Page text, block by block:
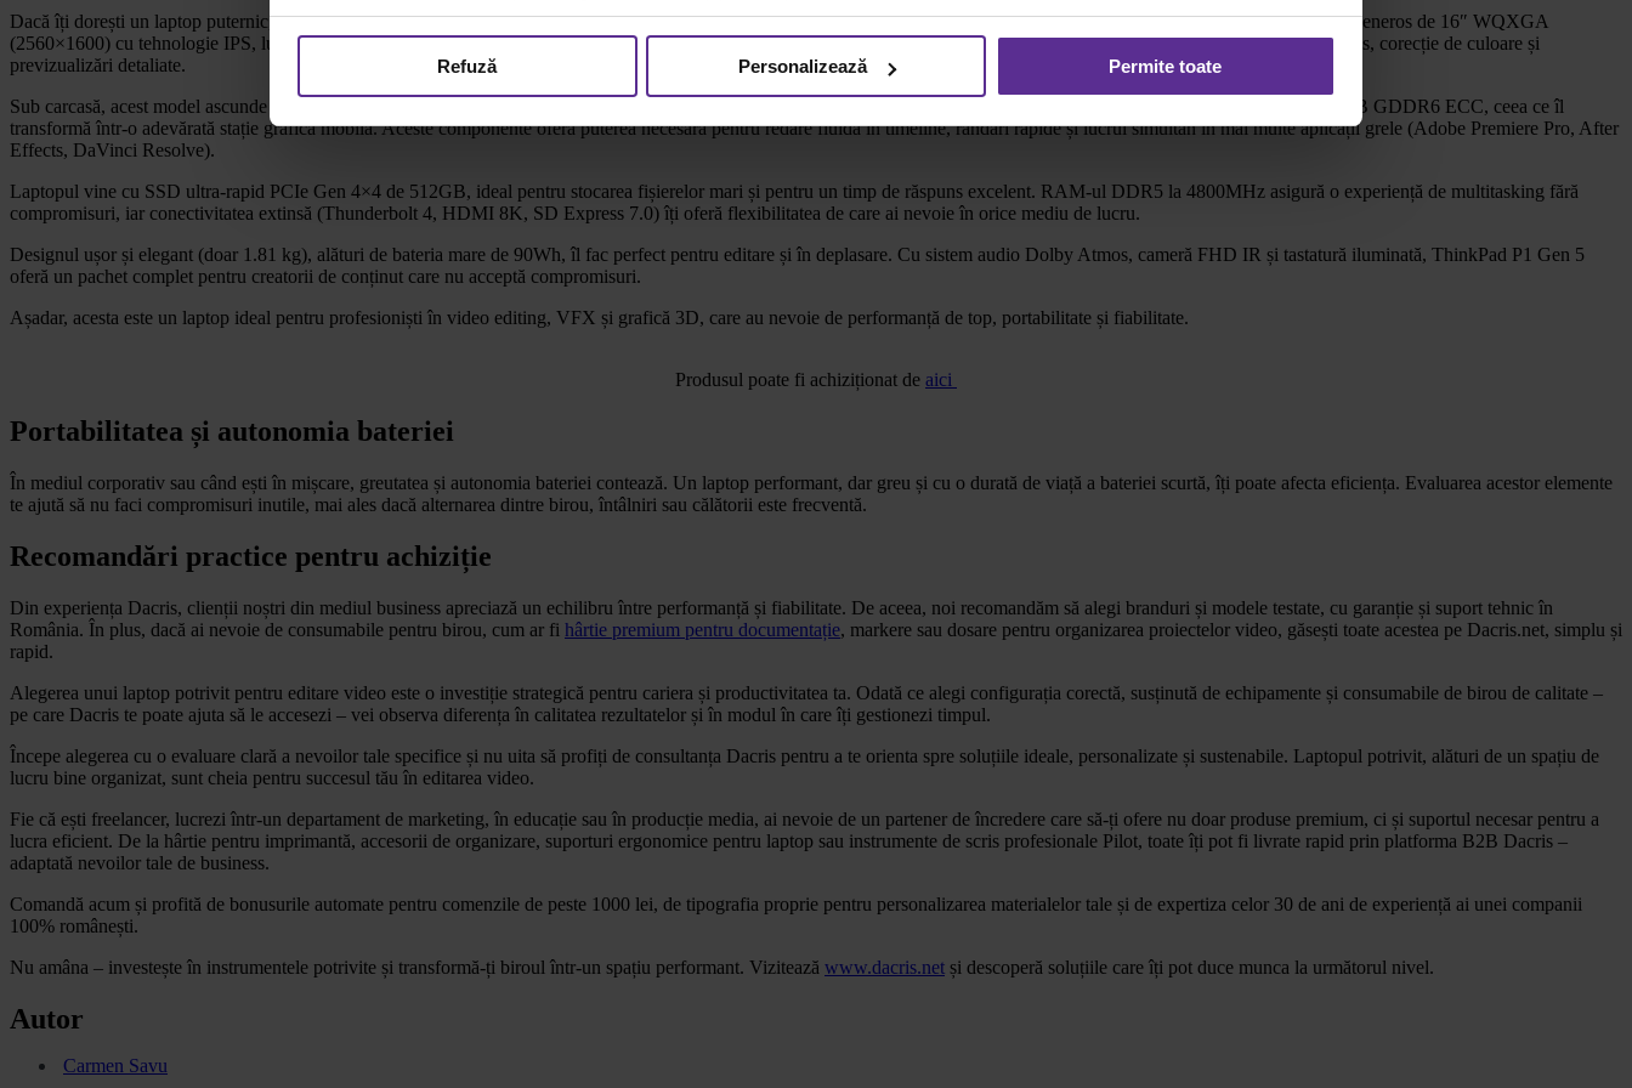
Refuză Personalizează Permite toate
Dacă îți dorești un laptop puternic, fiabil și optimizat pentru sarcini intense precum editarea video la nivel profesional, Lenovo ThinkPad P1 Gen 5 este alegerea ideală. Ecranul generos de 16″ WQXGA
(2560×1600) cu tehnologie IPS, luminozitate de 500 nits, refresh rate de 165Hz și acoperire 100% sRGB oferă o experiență vizuală excelentă, perfectă pentru montaj video precis, corecție de culoare și
previzualizări detaliate.
Sub carcasă, acest model ascunde un procesor Intel Core i9-12900H cu 14 nuclee și 20 fire de execuție, completat de o placă grafică profesională NVIDIA RTX A5500 cu 16GB GDDR6 ECC, ceea ce îl
transformă într-o adevărată stație grafică mobilă. Aceste componente oferă puterea necesară pentru redare fluidă în timeline, randări rapide și lucrul simultan în mai multe aplicații grele (Adobe Premiere Pro, After
Effects, DaVinci Resolve).
Laptopul vine cu SSD ultra-rapid PCIe Gen 4×4 de 512GB, ideal pentru stocarea fișierelor mari și pentru un timp de răspuns excelent. RAM-ul DDR5 la 4800MHz asigură o experiență de multitasking fără
compromisuri, iar conectivitatea extinsă (Thunderbolt 4, HDMI 8K, SD Express 7.0) îți oferă flexibilitatea de care ai nevoie în orice mediu de lucru.
Designul ușor și elegant (doar 1.81 kg), alături de bateria mare de 90Wh, îl fac perfect pentru editare și în deplasare. Cu sistem audio Dolby Atmos, cameră FHD IR și tastatură iluminată, ThinkPad P1 Gen 5
oferă un pachet complet pentru creatorii de conținut care nu acceptă compromisuri.
Așadar, acesta este un laptop ideal pentru profesioniști în video editing, VFX și grafică 3D, care au nevoie de performanță de top, portabilitate și fiabilitate.
Produsul poate fi achiziționat de aici
Portabilitatea și autonomia bateriei
În mediul corporativ sau când ești în mișcare, greutatea și autonomia bateriei contează. Un laptop performant, dar greu și cu o durată de viață a bateriei scurtă, îți poate afecta eficiența. Evaluarea acestor elemente
te ajută să nu faci compromisuri inutile, mai ales dacă alternarea dintre birou, întâlniri sau călătorii este frecventă.
Recomandări practice pentru achiziție
Din experiența Dacris, clienții noștri din mediul business apreciază un echilibru între performanță și fiabilitate. De aceea, noi recomandăm să alegi branduri și modele testate, cu garanție și suport tehnic în
România. În plus, dacă ai nevoie de consumabile pentru birou, cum ar fi hârtie premium pentru documentație, markere sau dosare pentru organizarea proiectelor video, găsești toate acestea pe Dacris.net, simplu și
rapid.
Alegerea unui laptop potrivit pentru editare video este o investiție strategică pentru cariera și productivitatea ta. Odată ce alegi configurația corectă, susținută de echipamente și consumabile de birou de calitate –
pe care Dacris te poate ajuta să le accesezi – vei observa diferența în calitatea rezultatelor și în modul în care îți gestionezi timpul.
Începe alegerea cu o evaluare clară a nevoilor tale specifice și nu uita să profiți de consultanța Dacris pentru a te orienta spre soluțiile ideale, personalizate și sustenabile. Laptopul potrivit, alături de un spațiu de
lucru bine organizat, sunt cheia pentru succesul tău în editarea video.
Fie că ești freelancer, lucrezi într-un departament de marketing, în educație sau în producție media, ai nevoie de un partener de încredere care să-ți ofere nu doar produse premium, ci și suportul necesar pentru a
lucra eficient. De la hârtie pentru imprimantă, accesorii de organizare, suporturi ergonomice pentru laptop sau instrumente de scris profesionale Pilot, toate îți pot fi livrate rapid prin platforma B2B Dacris –
adaptată nevoilor tale de business.
Comandă acum și profită de bonusurile automate pentru comenzile de peste 1000 lei, de tipografia proprie pentru personalizarea materialelor tale și de expertiza celor 30 de ani de experiență ai unei companii
100% românești.
Nu amâna – investește în instrumentele potrivite și transformă-ți biroul într-un spațiu performant. Vizitează www.dacris.net și descoperă soluțiile care îți pot duce munca la următorul nivel.
Autor
Carmen Savu